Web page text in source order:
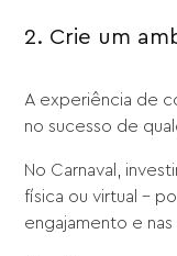
2. Crie um
A experiência de
no sucesso de
No Carnaval,
física ou virtual –
engajamento e nas